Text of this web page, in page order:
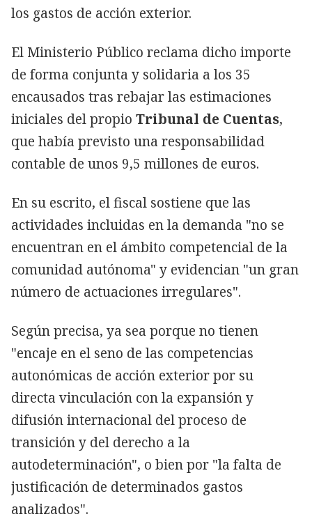
los gastos de acción exterior.
El Ministerio Público reclama dicho importe
de forma conjunta y solidaria a los 35
encausados tras rebajar las estimaciones
iniciales del propio Tribunal de Cuentas,
que había previsto una responsabilidad
contable de unos 9,5 millones de euros.
En su escrito, el fiscal sostiene que las
actividades incluidas en la demanda "no se
encuentran en el ámbito competencial de la
comunidad autónoma" y evidencian "un gran
número de actuaciones irregulares".
Según precisa, ya sea porque no tienen
"encaje en el seno de las competencias
autonómicas de acción exterior por su
directa vinculación con la expansión y
difusión internacional del proceso de
transición y del derecho a la
autodeterminación", o bien por "la falta de
justificación de determinados gastos
analizados".